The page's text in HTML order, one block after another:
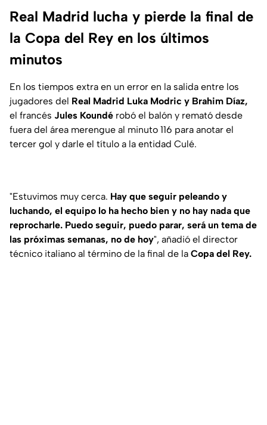
Real Madrid lucha y pierde la final de
la Copa del Rey en los últimos
minutos
En los tiempos extra en un error en la salida entre los
jugadores del Real Madrid Luka Modric y Brahim Díaz,
el francés Jules Koundé robó el balón y remató desde
fuera del área merengue al minuto 116 para anotar el
tercer gol y darle el título a la entidad Culé.
"Estuvimos muy cerca. Hay que seguir peleando y
luchando, el equipo lo ha hecho bien y no hay nada que
reprocharle. Puedo seguir, puedo parar, será un tema de
las próximas semanas, no de hoy", añadió el director
técnico italiano al término de la final de la Copa del Rey.